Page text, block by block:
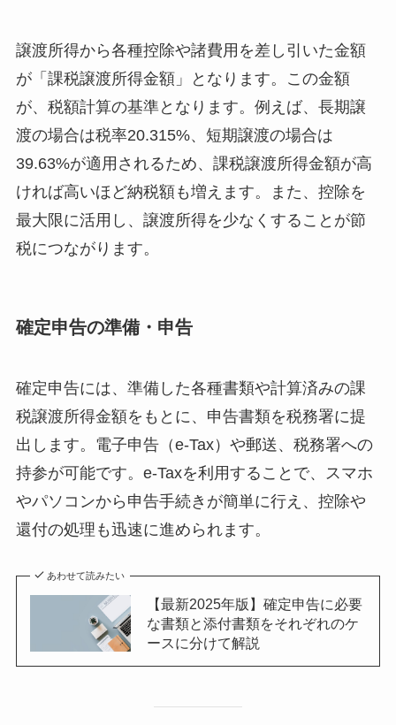
譲渡所得から各種控除や諸費用を差し引いた金額
が「課税譲渡所得金額」となります。この金額
が、税額計算の基準となります。例えば、長期譲
渡の場合は税率20.315%、短期譲渡の場合は
39.63%が適用されるため、課税譲渡所得金額が高
ければ高いほど納税額も増えます。また、控除を
最大限に活用し、譲渡所得を少なくすることが節
税につながります。
確定申告の準備・申告
確定申告には、準備した各種書類や計算済みの課
税譲渡所得金額をもとに、申告書類を税務署に提
出します。電子申告（e-Tax）や郵送、税務署への
持参が可能です。e-Taxを利用することで、スマホ
やパソコンから申告手続きが簡単に行え、控除や
還付の処理も迅速に進められます。
あわせて読みたい
【最新2025年版】確定申告に必要
な書類と添付書類をそれぞれのケ
ースに分けて解説